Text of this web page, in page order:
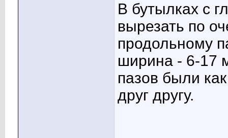
В бутылках с
вырезать по
продольному
ширина - 6-17
пазов были
друг другу.